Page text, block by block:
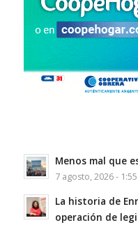
Menos mal que
7 agosto, 2026 -
La historia de
operación de